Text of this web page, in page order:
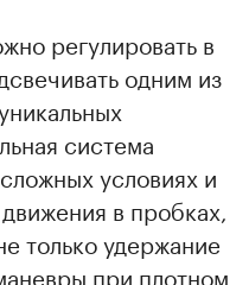
регулировать в
одним из
система
условиях и
в пробках,
только удержание
при плотном